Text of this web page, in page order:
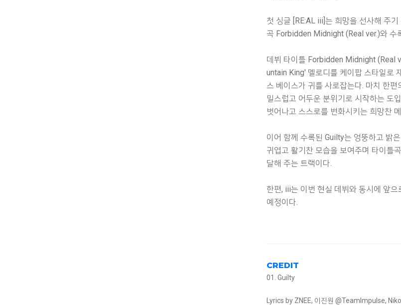
첫 싱글 [RE:AL iii]는 희망을 선사해 주
곡 Forbidden Midnight (Real ver.)와 수
데뷔 타이틀 Forbidden Midnight (Real
untain King' 멜로디를 케이팝 스타일로
스 베이스가 귀를 사로잡는다. 마치 한
밀스럽고 어두운 분위기로 시작하는 도
벗어나고 스스로를 변화시키는 희망찬
이어 함께 수록된 Guilty는 엉뚱하고 밝
귀엽고 활기찬 모습을 보여주며 타이틀
달해 주는 트랙이다.
한편, iii는 이번 현실 데뷔와 동시에 앞
예정이다.
CREDIT
01. Guilty
Lyrics by ZNEE, 이진원 @TeamImpulse,